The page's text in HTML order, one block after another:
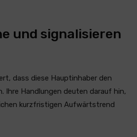
und signalisieren
dass diese Hauptinhaber den
Ihre Handlungen deuten darauf hin,
kurzfristigen Aufwärtstrend